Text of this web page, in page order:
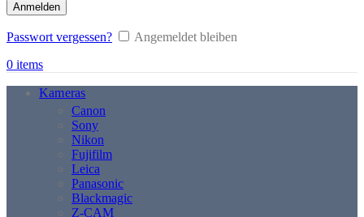
Anmelden
Passwort vergessen?
Angemeldet bleiben
0 items
Kameras
Canon
Sony
Nikon
Fujifilm
Leica
Panasonic
Blackmagic
Z-CAM